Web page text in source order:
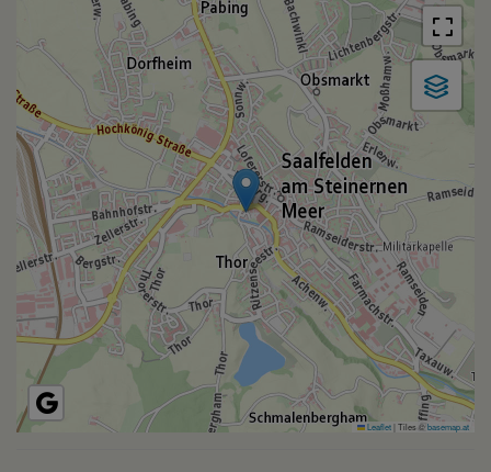
Leaflet| Tiles ©basemap.at